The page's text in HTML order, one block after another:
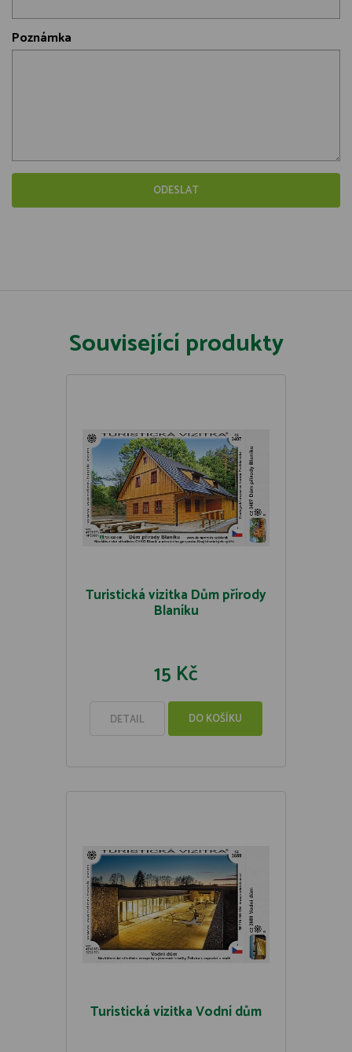
Poznámka
Související produkty
Turistická vizitka Dům přírody
Blaníku
15 Kč
DETAIL DO KOŠÍKU
Turistická vizitka Vodní dům